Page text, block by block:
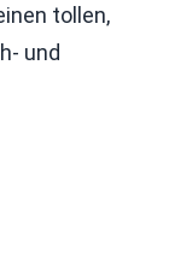
tollen,
und